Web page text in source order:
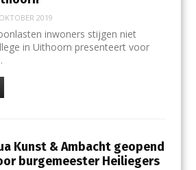
2019
inwoners stijgen niet
in Uithoorn presenteert voor
Kunst & Ambacht geopend
burgemeester Heiliegers